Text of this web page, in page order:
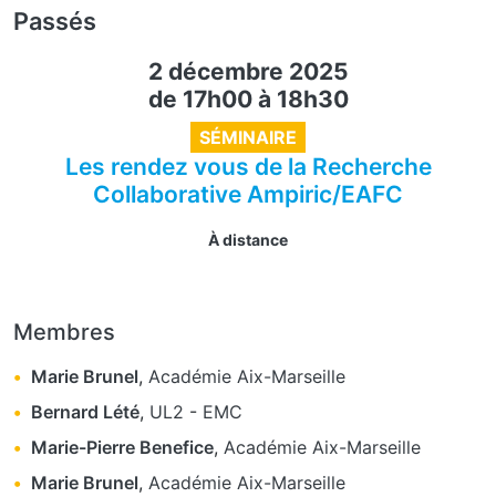
Passés
2 décembre 2025
de 17h00 à 18h30
SÉMINAIRE
Les rendez vous de la Recherche
Collaborative Ampiric/EAFC
À distance
Membres
Marie Brunel, Académie Aix-Marseille
Bernard Lété, UL2 - EMC
Marie-Pierre Benefice, Académie Aix-Marseille
Marie Brunel, Académie Aix-Marseille